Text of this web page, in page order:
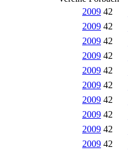
2009 42
2009 42
2009 42
2009 42
2009 42
2009 42
2009 42
2009 42
2009 42
2009 42